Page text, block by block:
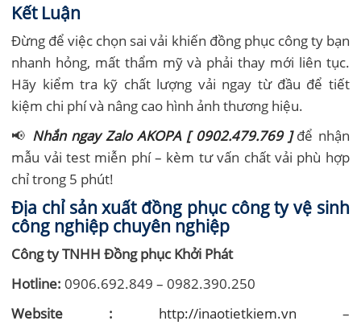
Kết Luận
Đừng để việc chọn sai vải khiến đồng phục công ty bạn
nhanh hỏng, mất thẩm mỹ và phải thay mới liên tục.
Hãy kiểm tra kỹ chất lượng vải ngay từ đầu để tiết
kiệm chi phí và nâng cao hình ảnh thương hiệu.
📢 Nhắn ngay Zalo AKOPA [ 0902.479.769 ]để nhận
mẫu vải test miễn phí – kèm tư vấn chất vải phù hợp
chỉ trong 5 phút!
Địa chỉ sản xuất đồng phục công ty vệ sinh
công nghiệp chuyên nghiệp
Công ty TNHH Đồng phục Khởi Phát
Hotline: 0906.692.849 – 0982.390.250
Website :
http://inaotietkiem.vn –